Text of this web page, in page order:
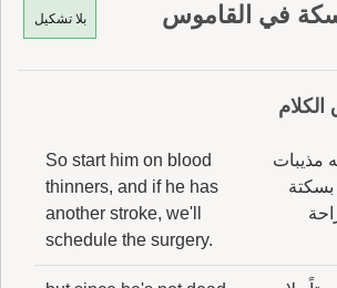
بلا تشكيل في القاموس
مذيبات
بسكتة
So start him on blood
thinners, and if he has
another stroke, we'll
schedule the surgery.